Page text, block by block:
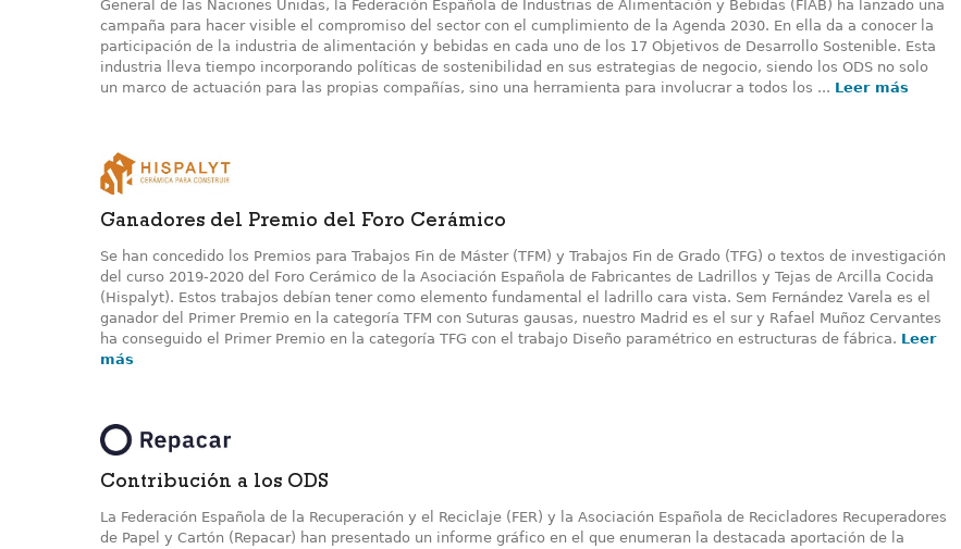
General de las Naciones Unidas, la Federación Española de Industrias de Alimentación y Bebidas (FIAB) ha lanzado una
campaña para hacer visible el compromiso del sector con el cumplimiento de la Agenda 2030. En ella da a conocer la
participación de la industria de alimentación y bebidas en cada uno de los 17 Objetivos de Desarrollo Sostenible. Esta
industria lleva tiempo incorporando políticas de sostenibilidad en sus estrategias de negocio, siendo los ODS no solo
un marco de actuación para las propias compañías, sino una herramienta para involucrar a todos los ... Leer más
Ganadores del Premio del Foro Cerámico
Se han concedido los Premios para Trabajos Fin de Máster (TFM) y Trabajos Fin de Grado (TFG) o textos de investigación
del curso 2019-2020 del Foro Cerámico de la Asociación Española de Fabricantes de Ladrillos y Tejas de Arcilla Cocida
(Hispalyt). Estos trabajos debían tener como elemento fundamental el ladrillo cara vista. Sem Fernández Varela es el
ganador del Primer Premio en la categoría TFM con Suturas gausas, nuestro Madrid es el sur y Rafael Muñoz Cervantes
ha conseguido el Primer Premio en la categoría TFG con el trabajo Diseño paramétrico en estructuras de fábrica. Leer
más
Contribución a los ODS
La Federación Española de la Recuperación y el Reciclaje (FER) y la Asociación Española de Recicladores Recuperadores
de Papel y Cartón (Repacar) han presentado un informe gráfico en el que enumeran la destacada aportación de la